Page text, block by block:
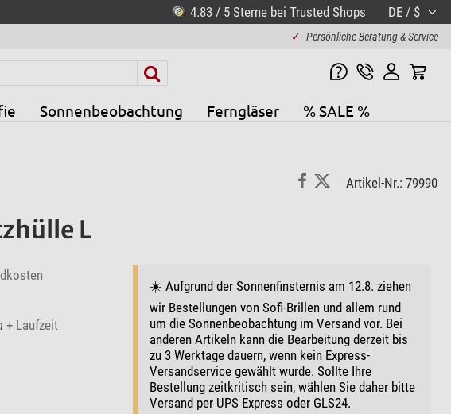
4.83 / 5 Sterne bei Trusted Shops DE / $
✓ Persönliche Beratung & Service
Sonnenbeobachtung Ferngläser % SALE %
Artikel-Nr.: 79990
L
+ Laufzeit
☀️ Aufgrund der Sonnenfinsternis am 12.8. ziehen
wir Bestellungen von Sofi-Brillen und allem rund
um die Sonnenbeobachtung im Versand vor. Bei
anderen Artikeln kann die Bearbeitung derzeit bis
zu 3 Werktage dauern, wenn kein Express-
Versandservice gewählt wurde. Sollte Ihre
Bestellung zeitkritisch sein, wählen Sie daher bitte
Versand per UPS Express oder GLS24.